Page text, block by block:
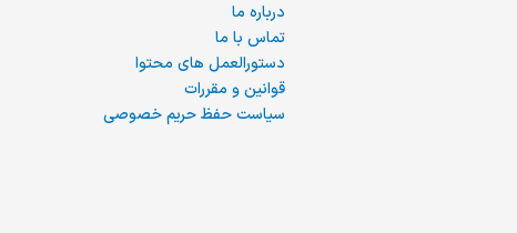
درباره ما
تماس با ما
دستورالعمل های محتوا
قوانین و مقررات
سیاست حفظ حریم خصوصی